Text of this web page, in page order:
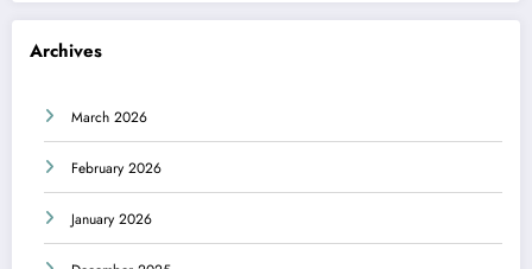
Archives
March 2026
February 2026
January 2026